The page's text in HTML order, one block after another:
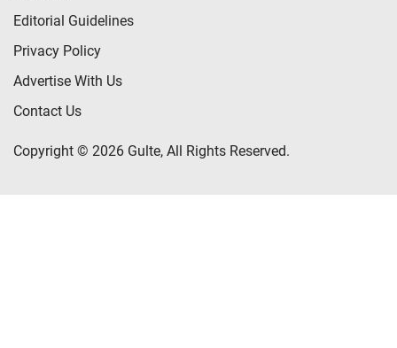
Editorial Guidelines
Privacy Policy
Advertise With Us
Contact Us
Copyright © 2026 Gulte, All Rights Reserved.